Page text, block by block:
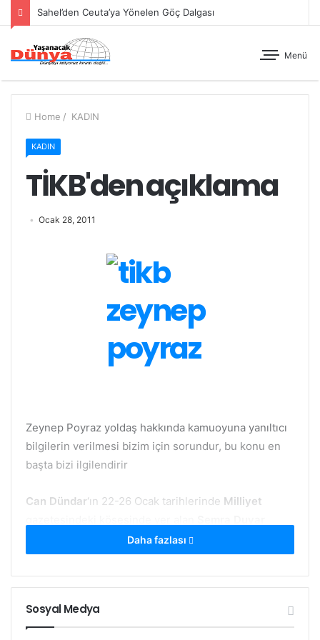
Sahel’den Ceuta’ya Yönelen Göç Dalgası
Menü
Home / KADIN
KADIN
TİKB'den açıklama
Ocak 28, 2011
Zeynep Poyraz yoldaş hakkında kamuoyuna yanıltıcı
bilgilerin verilmesi bizim için sorundur, bu konu en
başta bizi ilgilendirir
Can Dündar‘ın 22-26 Ocak tarihlerinde Milliyet
TİKB şehidi Zeynep Poyraz
kirliliğini düzeltme amacıylaTİKB Basın Bürosu
tarafından kendisine iletilen açıklamanın tamamını,
Açıklamada da vurgulandığı gibi, “gerçekleri dile
Daha fazlası
Sosyal Medya